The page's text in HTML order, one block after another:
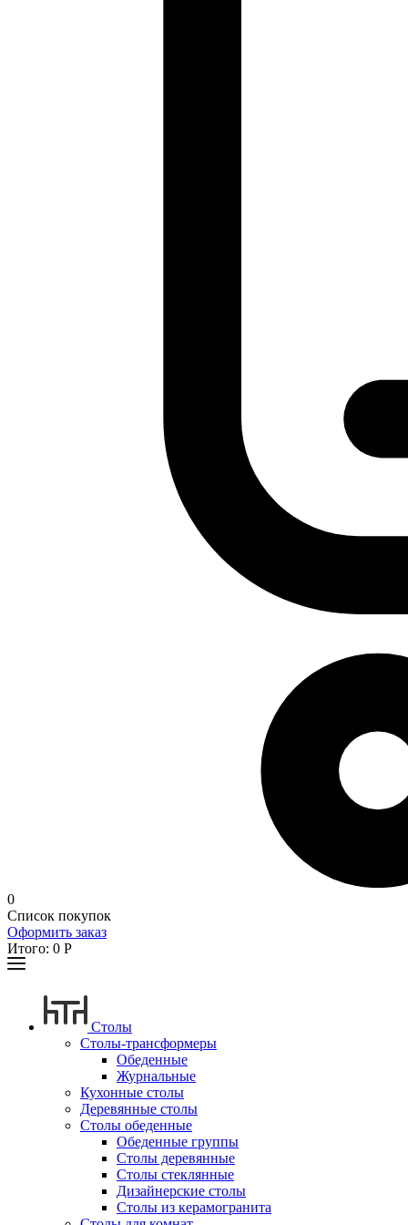
0
Список покупок
Оформить заказ
Итого: 0 Р
Столы
Столы-трансформеры
Обеденные
Журнальные
Кухонные столы
Деревянные столы
Столы обеденные
Обеденные группы
Столы деревянные
Столы стеклянные
Дизайнерские столы
Столы из керамогранита